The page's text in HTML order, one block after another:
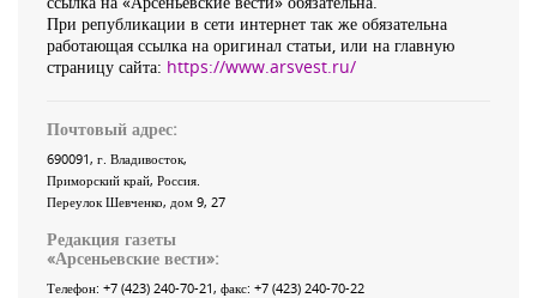
При републикации в сети интернет так же обязательна
работающая ссылка на оригинал статьи, или на главную
страницу сайта: https://www.arsvest.ru/
Почтовый адрес:
690091, г. Владивосток,
Приморский край, Россия
Переулок Шевченко, дом 9, 27
Редакция газеты
«Арсеньевские вести»:
Телефон: +7 (423) 240-70-21, факс: +7 (423) 240-70-22